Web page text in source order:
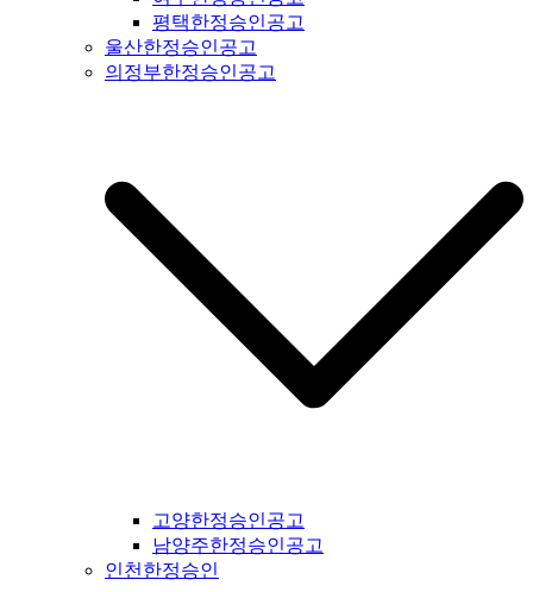
부여군일간지공고 #서천군일간지공고 #논산시일간지공고 #계
룡시일간지공고 #공주시일간지공고 #금산군군일간지공고 #덕
산면일간지공고 #공주시일간지공고 #정안면일간지공고 #안면
도일간지공고 #대전시일간지공고 #전라북도일간지공고 #전북
공고 #부안군일간지공고 #정읍시일간지공고 #고창군일간지공
고 #순창군일간지공고 #남원시일간지공고 #복흥면일간지공고
#격포일간지공고 #순창군일간지공고 #칠보면일간지공고 #전
라남도일간지공고 #전남일간지공고 #나주시일간지공고 #장성
군일간지공고 #담양군일간지공고 #곡성군일간지공고 #구례군
일간지공고 #하동군일간지공고 #순천시일간지공고 #여수시일
간지공고 #고흥시일간지공고 #완도군일간지공고 #해남군일간
지공고 #강진군일간지공고 #장흥군일간지공고 #영암군일간지
공고 #광주광역시일간지공고 #무안군일간지공고 #함평군일간
지공고 #영광군일간지공고 #신안군일간지공고 #진도군일간지
송군일간지공고 #영덕군일간지공고 #군위군일간지공고 #김천
시일간지공고 #구미시일간지공고 #칠곡군일간지공고 #성주군
일간지공고 #포항시일간지공고 #영천시일간지공고 #경주시일
평택한정승인공고
울산한정승인공고
의정부한정승인공고
고양한정승인공고
남양주한정승인공고
인천한정승인